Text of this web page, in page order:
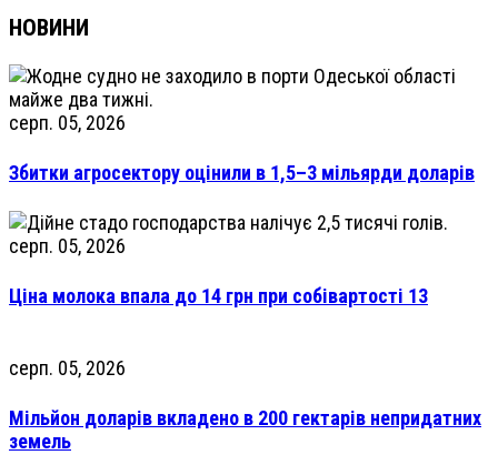
НОВИНИ
серп. 05, 2026
Збитки агросектору оцінили в 1,5–3 мільярди доларів
серп. 05, 2026
Ціна молока впала до 14 грн при собівартості 13
серп. 05, 2026
Мільйон доларів вкладено в 200 гектарів непридатних
земель